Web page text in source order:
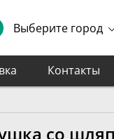
Выберите город
Контакты
со